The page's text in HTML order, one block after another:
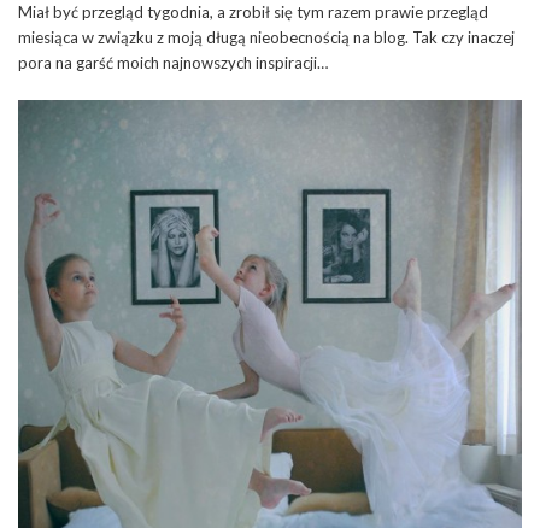
Miał być przegląd tygodnia, a zrobił się tym razem prawie przegląd
miesiąca w związku z moją długą nieobecnością na blog. Tak czy inaczej
pora na garść moich najnowszych inspiracji…